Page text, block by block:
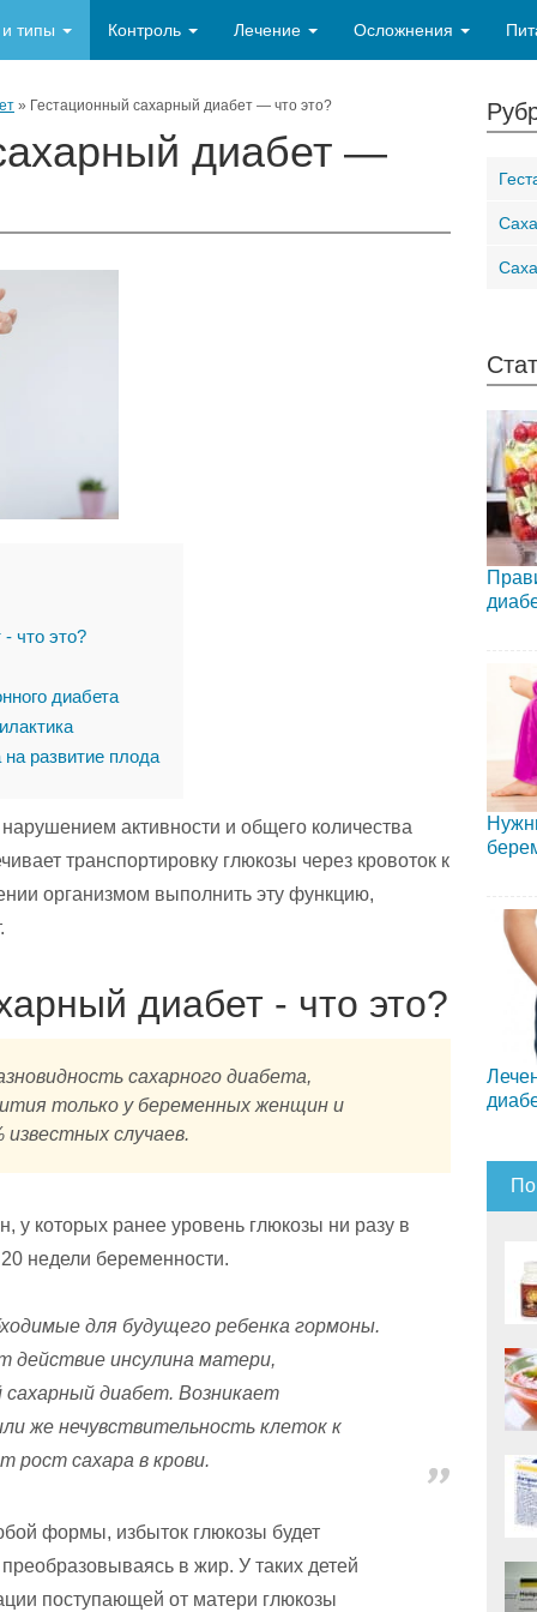
типы Контроль Лечение Осложнения
» Гестационный сахарный диабет — что это?
диабет —
что это?
диабета
развитие плода
активности и общего количества
транспортировку глюкозы через кровоток к
организмом выполнить эту функцию,
диабет - что это?
сахарного диабета,
только у беременных женщин и
случаев.
у которых ранее уровень глюкозы ни разу в
недели беременности.
для будущего ребенка гормоны.
действие инсулина матери,
диабет. Возникает
же нечувствительность клеток к
рост сахара в крови.
формы, избыток глюкозы будет
в жир. У таких детей
поступающей от матери глюкозы